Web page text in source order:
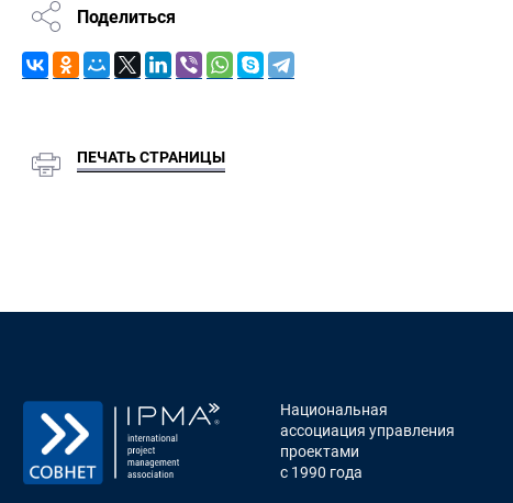
Поделиться
ПЕЧАТЬ СТРАНИЦЫ
Национальная
ассоциация управления
проектами
с 1990 года